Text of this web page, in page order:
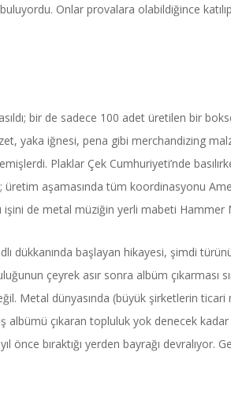
Onlar provalara olabildiğince
bir de sadece 100 adet üretilen bir
yaka iğnesi, pena gibi merchandizing
Plaklar Çek Cumhuriyeti’nde
aşamasında tüm koordinasyonu
işini de metal müziğin yerli mabeti
dükkanında başlayan hikayesi, şimdi
çeyrek asır sonra albüm çıkarması
Metal dünyasında (büyük şirketlerin
albümü çıkaran topluluk yok denecek
önce bıraktığı yerden bayrağı devralıyor.